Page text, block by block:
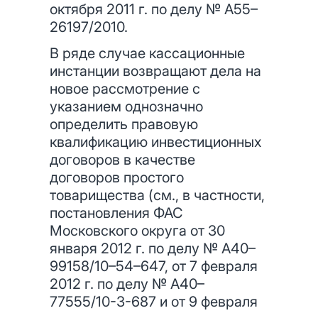
октября 2011 г. по делу № А55–
26197/2010.
В ряде случае кассационные
инстанции возвращают дела на
новое рассмотрение с
указанием однозначно
определить правовую
квалификацию инвестиционных
договоров в качестве
договоров простого
товарищества (см., в частности,
постановления ФАС
Московского округа от 30
января 2012 г. по делу № А40–
99158/10–54–647, от 7 февраля
2012 г. по делу № А40–
77555/10-3-687 и от 9 февраля